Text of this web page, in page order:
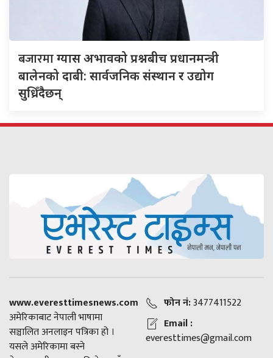
बजारमाग्यास अभावको प्रश्नबीच प्रधानमन्त्री
बालेनको दाबी: सार्वजनिक संस्थान र उद्योग
सुध्रिँदैछन्
www.everesttimesnews.com
अमेरिकाबाट नेपाली भाषामा
सञ्चालित अनलाइन पत्रिका हो ।
यसले अमेरिकामा बस्ने
फोन नं:3477411522
Email :
everesttimes@gmail.com